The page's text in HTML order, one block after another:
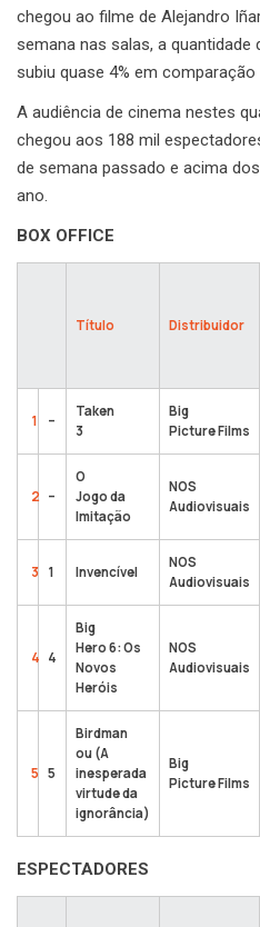
chegou ao filme de Alejandro
semana nas salas, a quantidade
subiu quase 4% em
A audiência de cinema nestes
chegou aos 188 mil
de semana passado e acima
ano.
BOX OFFICE
Título Distribuidor
1 –
Taken
3
Big
Picture Films
2 –
O
Jogo da
Imitação
NOS
Audiovisuais
3 1 Invencível
NOS
Audiovisuais
4 4
Big
Hero 6: Os
Novos
Heróis
NOS
Audiovisuais
5 5
Birdman
ou (A
inesperada
virtude da
ignorância)
Big
Picture Films
ESPECTADORES